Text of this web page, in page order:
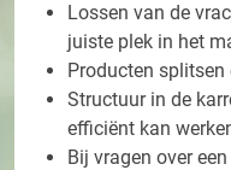
Lossen van de
juiste plek in het
Producten splitsen
Structuur in de
efficiënt kan
Bij vragen over